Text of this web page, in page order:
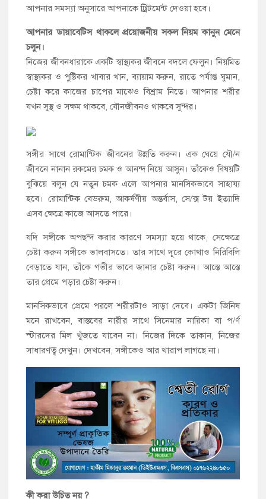
আপনার সমস্যা অনুসারে আপনাকে ট্রিটমেন্ট দেওয়া হবে।
আপনার ডায়াবেটিস থাকলে প্রয়োজনীয় সকল নিয়ম কানুন মেনে
চলুন।
নিজের জীবনধারাকে একটি স্বাস্থ্যকর জীবনে বদলে ফেলুন। নিয়মিত
স্বাস্থ্যকর ও পুষ্টিকর খাবার খান, ব্যায়াম করুন, রাতে পর্যাপ্ত ঘুমান,
চেষ্টা করে কাজের চাপের মাঝেও বিশ্রাম নিতে। আপনার শরীর
যখন সুস্থ ও সক্ষম থাকবে, যৌনজীবনও থাকবে সুন্দর।
সঙ্গীর সাথে রোমান্টিক জীবনের উন্নতি করুন। এক ঘেয়ে যৌ/ন
জীবনে নানান রকমের চমক ও আনন্দ নিয়ে আসুন। তাঁকেও বিষয়টি
বুঝিয়ে বলুন যে নতুন চমক এলে আপনার মানসিকভাবে সাহায্য
হবে। রোমান্টিক বেডরুম, আকর্ষণীয় অন্তর্বাস, সে/ক্স টয় ইত্যাদি
এসব ক্ষেত্রে কাজে আসতে পারে।
যদি সঙ্গীকে অপছন্দ করার কারণে সমস্যা হয়ে থাকে, সেক্ষেত্রে
চেষ্টা করুন সঙ্গীকে ভালবাসতে। তার সাথে দূরে কোথাও নিরিবিলি
বেড়াতে যান, তাঁকে গভীর ভাবে জানার চেষ্টা করুন। আস্তে আস্তে
তার প্রেমে পড়ার চেষ্টা করুন।
মানসিকভাবে প্রেমে পরলে শরীরটাও সাড়া দেবে। একটা জিনিষ
মনে রাখবেন, বাস্তবের নারীর সাথে সিনেমার নায়িকা বা প/র্ণ
স্টারদের মিল খুঁজতে যাবেন না। নিজের দিকে তাকান, নিজের
সাধারণত্ব দেখুন। দেখবেন, সঙ্গীকেও আর খারাপ লাগছে না।
কী করা উচিত নয় ?